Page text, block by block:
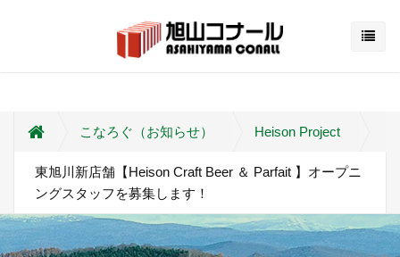
こなろぐ（お知らせ） Heison Project
東旭川新店舗【Heison Craft Beer ＆ Parfait 】オープニ
ングスタッフを募集します！